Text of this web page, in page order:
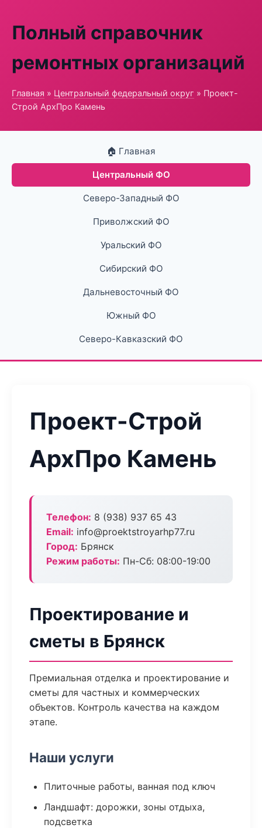
Полный справочник
ремонтных организаций
Главная » Центральный федеральный округ » Проект-
Строй АрхПро Камень
🏠 Главная
Центральный ФО
Северо-Западный ФО
Приволжский ФО
Уральский ФО
Сибирский ФО
Дальневосточный ФО
Южный ФО
Северо-Кавказский ФО
Проект-Строй
АрхПро Камень
Телефон: 8 (938) 937 65 43
Email: info@proektstroyarhp77.ru
Город: Брянск
Режим работы: Пн-Сб: 08:00-19:00
Проектирование и
сметы в Брянск
Премиальная отделка и проектирование и
сметы для частных и коммерческих
объектов. Контроль качества на каждом
этапе.
Наши услуги
Плиточные работы, ванная под ключ
Ландшафт: дорожки, зоны отдыха,
подсветка